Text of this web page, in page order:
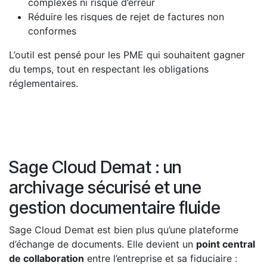
Réduire les risques de rejet de factures non
conformes
L’outil est pensé pour les PME qui souhaitent gagner
du temps, tout en respectant les obligations
réglementaires.
Sage Cloud Demat : un
archivage sécurisé et une
gestion documentaire fluide
Sage Cloud Demat est bien plus qu’une plateforme
d’échange de documents. Elle devient un point central
de collaboration entre l’entreprise et sa fiduciaire :